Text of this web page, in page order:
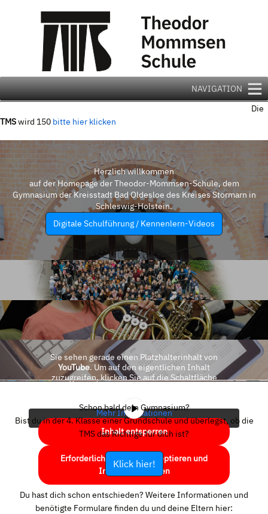
NAVIGATION
Die
TMSwird 150 bitte hier klicken
Herzlich willkommen
auf der Homepage der Theodor-Mommsen-Schule, dem
Gymnasium der Kreisstadt Bad Oldesloe des Kreises Stormarn in
Schleswig-Holstein.
Digitale Schulführung / Kennenlern-Videos
Sie sehen gerade einen Platzhalterinhalt von
YouTube. Um auf den eigentlichen Inhalt
zuzugreifen, klicken Sie auf die Schaltfläche
Mehr Informationen
Inhalt entsperren
Erforderlichen Service akzeptieren und
Inhalte entsperren
Schon bald dein Gymnasium?
Bist du in der 4. Klasse einer Grundschule und überlegst, ob die
TMS das Richtige für dich ist?
Klick hier!
Du hast dich schon entschieden? Weitere Informationen und
benötigte Formulare finden du und deine Eltern hier: